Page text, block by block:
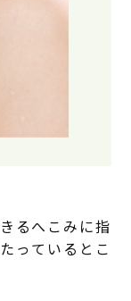
るへこみに指
っているとこ